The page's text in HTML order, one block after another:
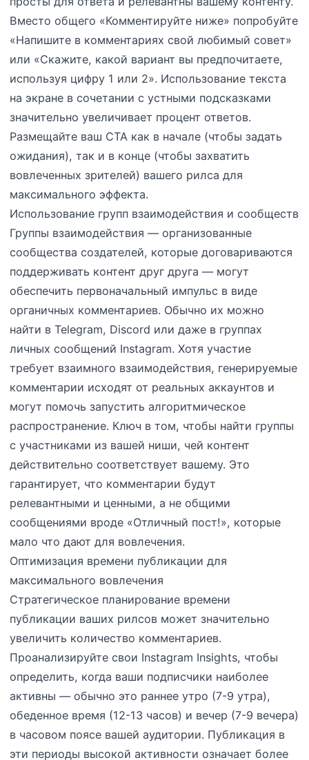
Вместо общего «Комментируйте ниже» попробуйте
«Напишите в комментариях свой любимый совет»
или «Скажите, какой вариант вы предпочитаете,
используя цифру 1 или 2». Использование текста
на экране в сочетании с устными подсказками
значительно увеличивает процент ответов.
Размещайте ваш CTA как в начале (чтобы задать
ожидания), так и в конце (чтобы захватить
вовлеченных зрителей) вашего рилса для
максимального эффекта.
Использование групп взаимодействия и сообществ
Группы взаимодействия — организованные
сообщества создателей, которые договариваются
поддерживать контент друг друга — могут
обеспечить первоначальный импульс в виде
органичных комментариев. Обычно их можно
найти в Telegram, Discord или даже в группах
личных сообщений Instagram. Хотя участие
требует взаимного взаимодействия, генерируемые
комментарии исходят от реальных аккаунтов и
могут помочь запустить алгоритмическое
распространение. Ключ в том, чтобы найти группы
с участниками из вашей ниши, чей контент
действительно соответствует вашему. Это
гарантирует, что комментарии будут
релевантными и ценными, а не общими
сообщениями вроде «Отличный пост!», которые
мало что дают для вовлечения.
Оптимизация времени публикации для
максимального вовлечения
Стратегическое планирование времени
публикации ваших рилсов может значительно
увеличить количество комментариев.
Проанализируйте свои Instagram Insights, чтобы
определить, когда ваши подписчики наиболее
активны — обычно это раннее утро (7-9 утра),
обеденное время (12-13 часов) и вечер (7-9 вечера)
в часовом поясе вашей аудитории. Публикация в
эти периоды высокой активности означает более